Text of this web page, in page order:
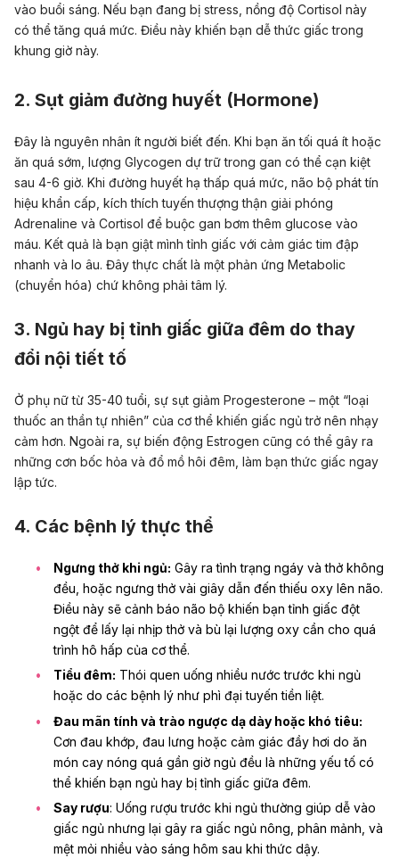
vào buổi sáng. Nếu bạn đang bị stress, nồng độ Cortisol này
có thể tăng quá mức. Điều này khiến bạn dễ thức giấc trong
khung giờ này.
2. Sụt giảm đường huyết (Hormone)
Đây là nguyên nhân ít người biết đến. Khi bạn ăn tối quá ít hoặc
ăn quá sớm, lượng Glycogen dự trữ trong gan có thể cạn kiệt
sau 4-6 giờ. Khi đường huyết hạ thấp quá mức, não bộ phát tín
hiệu khẩn cấp, kích thích tuyến thượng thận giải phóng
Adrenaline và Cortisol để buộc gan bơm thêm glucose vào
máu. Kết quả là bạn giật mình tỉnh giấc với cảm giác tim đập
nhanh và lo âu. Đây thực chất là một phản ứng Metabolic
(chuyển hóa) chứ không phải tâm lý.
3. Ngủ hay bị tỉnh giấc giữa đêm do thay
đổi nội tiết tố
Ở phụ nữ từ 35-40 tuổi, sự sụt giảm Progesterone – một “loại
thuốc an thần tự nhiên” của cơ thể khiến giấc ngủ trở nên nhạy
cảm hơn. Ngoài ra, sự biến động Estrogen cũng có thể gây ra
những cơn bốc hỏa và đổ mồ hôi đêm, làm bạn thức giấc ngay
lập tức.
4. Các bệnh lý thực thể
Ngưng thở khi ngủ: Gây ra tình trạng ngáy và thở không
đều, hoặc ngưng thở vài giây dẫn đến thiếu oxy lên não.
Điều này sẽ cảnh báo não bộ khiến bạn tỉnh giấc đột
ngột để lấy lại nhịp thở và bù lại lượng oxy cần cho quá
trình hô hấp của cơ thể.
Tiểu đêm: Thói quen uống nhiều nước trước khi ngủ
hoặc do các bệnh lý như phì đại tuyến tiền liệt.
Đau mãn tính và trào ngược dạ dày hoặc khó tiêu:
Cơn đau khớp, đau lưng hoặc cảm giác đầy hơi do ăn
món cay nóng quá gần giờ ngủ đều là những yếu tố có
thể khiến bạn ngủ hay bị tỉnh giấc giữa đêm.
Say rượu: Uống rượu trước khi ngủ thường giúp dễ vào
giấc ngủ nhưng lại gây ra giấc ngủ nông, phân mảnh, và
mệt mỏi nhiều vào sáng hôm sau khi thức dậy.